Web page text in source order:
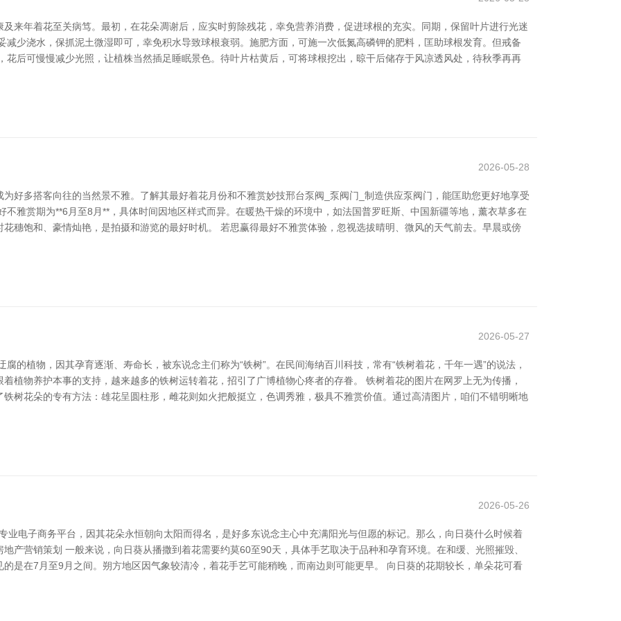
来年着花至关病笃。最初，在花朵凋谢后，应实时剪除残花，幸免营养消费，促进球根的充实。同期，保留叶片进行光迷
少浇水，保抓泥土微湿即可，幸免积水导致球根衰弱。施肥方面，可施一次低氮高磷钾的肥料，匡助球根发育。但戒备
后可慢慢减少光照，让植株当然插足睡眠景色。待叶片枯黄后，可将球根挖出，晾干后储存于风凉透风处，待秋季再再
2026-05-28
好多搭客向往的当然景不雅。了解其最好着花月份和不雅赏妙技邢台泵阀_泵阀门_制造供应泵阀门，能匡助您更好地享受
雅赏期为**6月至8月**，具体时间因地区样式而异。在暖热干燥的环境中，如法国普罗旺斯、中国新疆等地，薰衣草多在
穗饱和、豪情灿艳，是拍摄和游览的最好时机。 若思赢得最好不雅赏体验，忽视选拔晴明、微风的天气前去。早晨或傍
2026-05-27
的植物，因其孕育逐渐、寿命长，被东说念主们称为“铁树”。在民间海纳百川科技，常有“铁树着花，千年一遇”的说法，
植物养护本事的支持，越来越多的铁树运转着花，招引了广博植物心疼者的存眷。 铁树着花的图片在网罗上无为传播，
树花朵的专有方法：雄花呈圆柱形，雌花则如火把般挺立，色调秀雅，极具不雅赏价值。通过高清图片，咱们不错明晰地
2026-05-26
业电子商务平台，因其花朵永恒朝向太阳而得名，是好多东说念主心中充满阳光与但愿的标记。那么，向日葵什么时候着
产营销策划 一般来说，向日葵从播撒到着花需要约莫60至90天，具体手艺取决于品种和孕育环境。在和缓、光照摧毁、
是在7月至9月之间。朔方地区因气象较清冷，着花手艺可能稍晚，而南边则可能更早。 向日葵的花期较长，单朵花可看